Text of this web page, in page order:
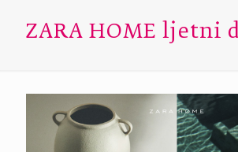
ZARA HOME ljetni